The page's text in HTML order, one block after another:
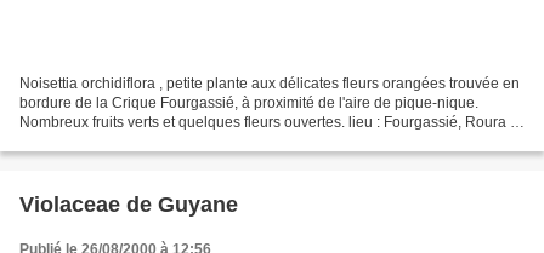
Noisettia orchidiflora , petite plante aux délicates fleurs orangées trouvée en
bordure de la Crique Fourgassié, à proximité de l'aire de pique-nique.
Nombreux fruits verts et quelques fleurs ouvertes. lieu : Fourgassié, Roura /
Violaceae de Guyane
Publié le 26/08/2000 à 12:56